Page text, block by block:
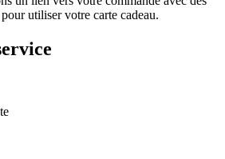
utiliser votre carte cadeau.